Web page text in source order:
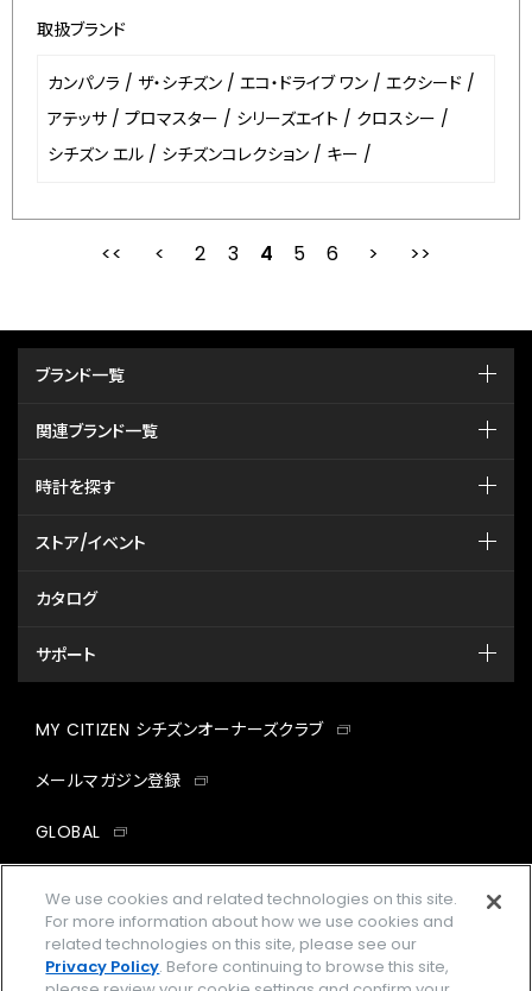
取扱ブランド
カンパノラ / ザ・シチズン / エコ・ドライブ ワン / エクシード /
アテッサ / プロマスター / シリーズエイト / クロスシー /
シチズン エル / シチズンコレクション / キー /
最初 前
2 3 4 5 6
ブランド一覧
関連ブランド一覧
時計を探す
ストア/イベント
カタログ
サポート
MY CITIZEN シチズンオーナーズクラブ
メールマガジン登録
GLOBAL
facebookinstagramtwitter
We use cookies and related technologies on this site.
For more information about how we use cookies and
related technologies on this site, please see our
Privacy Policy. Before continuing to browse this site,